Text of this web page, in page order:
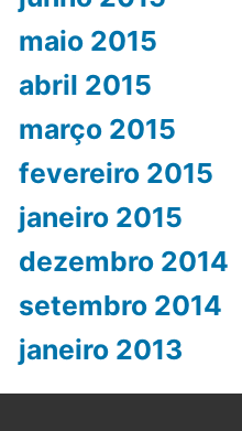
maio 2015
abril 2015
março 2015
fevereiro 2015
janeiro 2015
dezembro 2014
setembro 2014
janeiro 2013